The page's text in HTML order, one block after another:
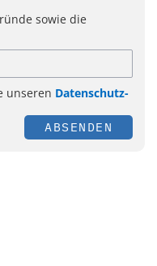
sowie die
unseren Datenschutz-
ABSENDEN